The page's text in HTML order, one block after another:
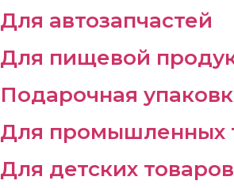
Для автозапчастей
Для пищевой
Подарочная
Для промышленных
Для детских товаров